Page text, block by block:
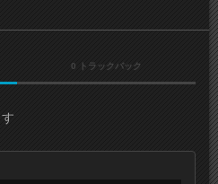
0 トラックバック